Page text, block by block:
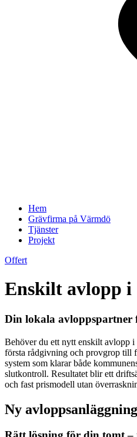
Hem
Grävfirma på Värmdö
Tjänster
Projekt
Offert
Enskilt avlopp i
Din lokala
Behöver du ett nytt enskilt avlopp
första rådgivning och provgrop till
system som klarar både
slutkontroll. Resultatet blir ett
och fast prismodell utan
Ny